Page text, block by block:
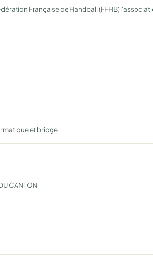
Française de Handball (FFHB)
et bridge
CANTON